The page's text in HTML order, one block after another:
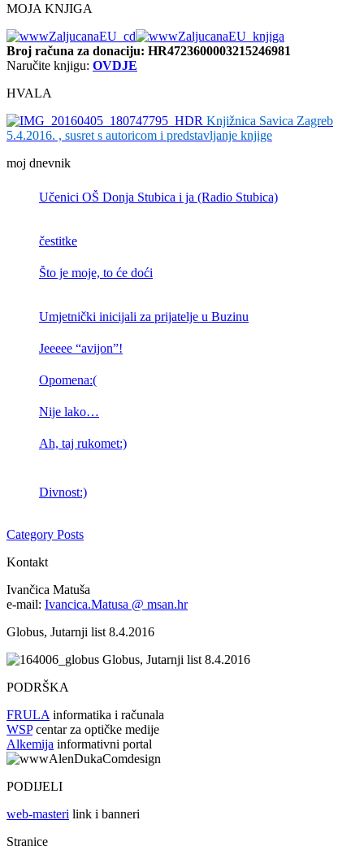
MOJA KNJIGA
Broj računa za donaciju: HR4723600003215246981
Naručite knjigu: OVDJE
HVALA
Knjižnica Savica Zagreb
5.4.2016. , susret s autoricom i predstavljanje knjige
moj dnevnik
Učenici OŠ Donja Stubica i ja (Radio Stubica)
čestitke
Što je moje, to će doći
Umjetnički inicijali za prijatelje u Buzinu
Jeeeee “avijon”!
Opomena:(
Nije lako…
Ah, taj rukomet:)
Divnost:)
Category Posts
Kontakt
Ivančica Matuša
e-mail: Ivancica.Matusa @ msan.hr
Globus, Jutarnji list 8.4.2016
Globus, Jutarnji list 8.4.2016
PODRŠKA
FRULA informatika i računala
WSPcentar za optičke medije
Alkemija informativni portal
PODIJELI
web-masteri link i banneri
Stranice